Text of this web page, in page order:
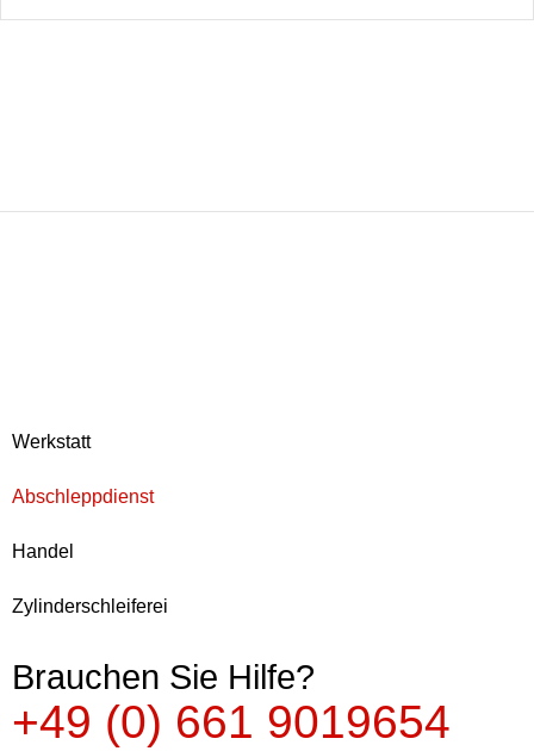
Brauchen Sie Hilfe?
+49 (0) 661 9019654
Werkstatt
Abschleppdienst
Handel
Zylinderschleiferei